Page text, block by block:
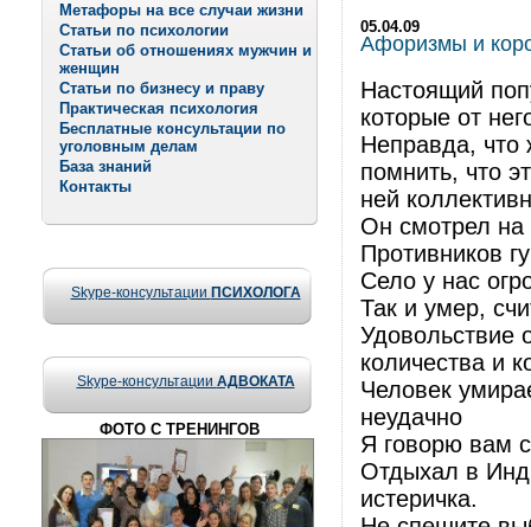
Метафоры на все случаи жизни
Статьи по психологии
Статьи об отношениях мужчин и
женщин
Статьи по бизнесу и праву
Практическая психология
Бесплатные консультации по
уголовным делам
База знаний
Контакты
Skype-консультации ПСИХОЛОГА
Skype-консультации АДВОКАТА
ФОТО С ТРЕНИНГОВ
05.04.09
Афоризмы и
Настоящий
которые от
Неправда, что
помнить, что
ней
Он смотрел на
Противников
Село у нас
Так и умер,
Удовольствие
количества и
Человек
неудачно
Я говорю вам
Отдыхал в
истеричка.